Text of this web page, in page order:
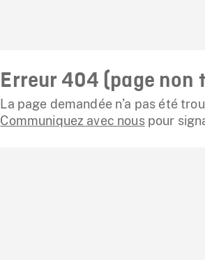
Erreur 404 (page non
La page demandée n’a pas été
Communiquez avec nouspour